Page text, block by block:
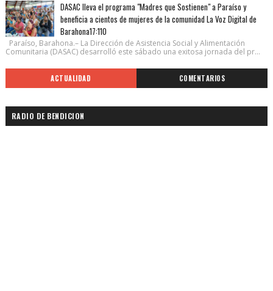
DASAC lleva el programa "Madres que Sostienen" a Paraíso y
beneficia a cientos de mujeres de la comunidad La Voz Digital de
Barahona17:110
Paraíso, Barahona.– La Dirección de Asistencia Social y Alimentación
Comunitaria (DASAC) desarrolló este sábado una exitosa jornada del pr...
ACTUALIDAD COMENTARIOS
RADIO DE BENDICION